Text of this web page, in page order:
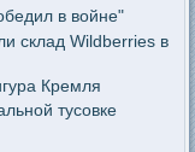
в войне"
склад Wildberries в
Кремля
тусовке